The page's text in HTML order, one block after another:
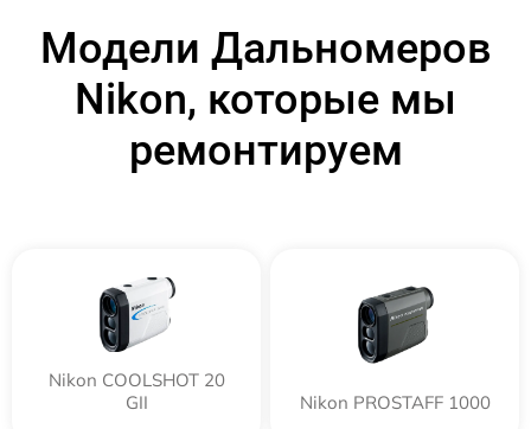
Модели Дальномеров
Nikon, которые мы
ремонтируем
Nikon COOLSHOT 20
GII
Nikon PROSTAFF 1000